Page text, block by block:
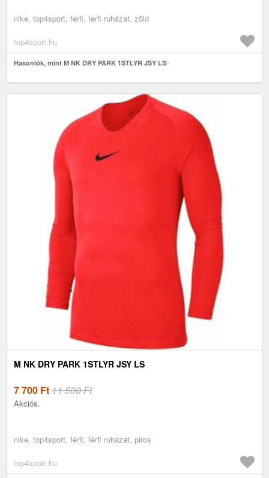
nike, top4sport, férfi, férfi ruházat, zöld
top4sport.hu
Hasonlók, mint M NK DRY PARK 1STLYR JSY LS
M NK DRY PARK 1STLYR JSY LS
7 700 Ft11 500 Ft
Akciós.
nike, top4sport, férfi, férfi ruházat, piros
top4sport.hu